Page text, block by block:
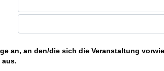
an, an den/die sich die Veranstaltung
aus.